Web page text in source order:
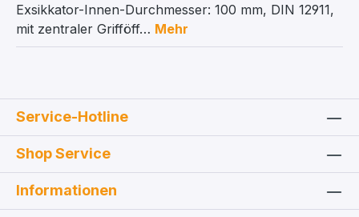
Exsikkator-Innen-Durchmesser: 100 mm, DIN 12911,
mit zentraler Grifföff… Mehr
Service-Hotline
Shop Service
Informationen